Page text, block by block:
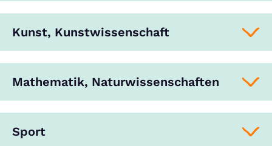
Kunst, Kunstwissenschaft
Mathematik, Naturwissenschaften
Sport